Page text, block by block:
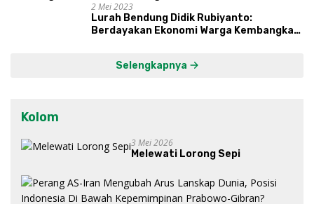
2 Mei 2023
Lurah Bendung Didik Rubiyanto:
Berdayakan Ekonomi Warga Kembangkan
Selengkapnya
Kolom
3 Mei 2026
Melewati Lorong Sepi